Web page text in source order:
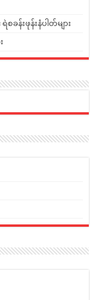
န်းဖုန်းနံပါတ်များ